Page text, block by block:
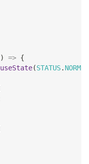
) => {
useState(STATUS. NORMAL